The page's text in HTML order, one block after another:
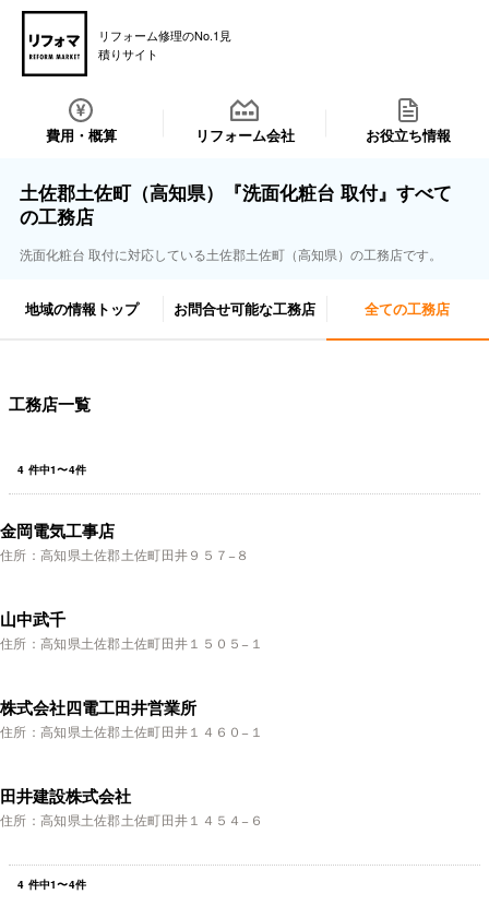
リフォーム修理のNo.1見
積りサイト
費用・概算 リフォーム会社 お役立ち情報
土佐郡土佐町（高知県）『洗面化粧台 取付』すべて
の工務店
洗面化粧台 取付に対応している土佐郡土佐町（高知県）の工務店です。
地域の情報トップ お問合せ可能な工務店 全ての工務店
工務店一覧
4 件中1〜4件
金岡電気工事店
住所：高知県土佐郡土佐町田井９５７−８
山中武千
住所：高知県土佐郡土佐町田井１５０５−１
株式会社四電工田井営業所
住所：高知県土佐郡土佐町田井１４６０−１
田井建設株式会社
住所：高知県土佐郡土佐町田井１４５４−６
4 件中1〜4件